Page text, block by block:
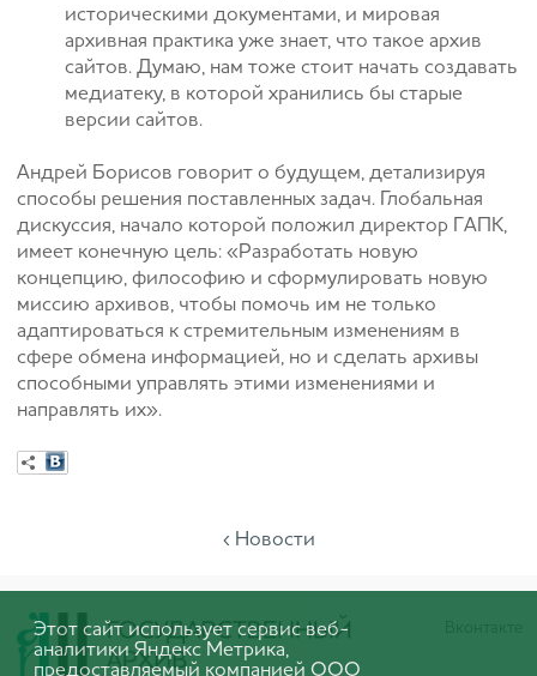
историческими документами, и мировая
архивная практика уже знает, что такое архив
сайтов. Думаю, нам тоже стоит начать создавать
медиатеку, в которой хранились бы старые
версии сайтов.
Андрей Борисов говорит о будущем, детализируя
способы решения поставленных задач. Глобальная
дискуссия, начало которой положил директор ГАПК,
имеет конечную цель: «Разработать новую
концепцию, философию и сформулировать новую
миссию архивов, чтобы помочь им не только
адаптироваться к стремительным изменениям в
сфере обмена информацией, но и сделать архивы
способными управлять этими изменениями и
направлять их».
‹ Новости
Этот сайт использует сервис веб-
аналитики Яндекс Метрика,
предоставляемый компанией ООО